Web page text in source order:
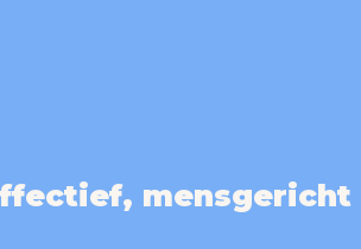
mensgericht